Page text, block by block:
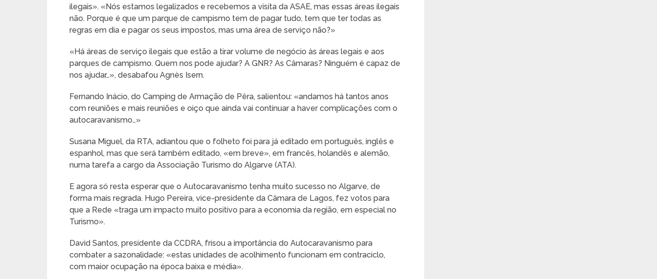
ilegais». «Nós estamos legalizados e recebemos a visita da ASAE, mas essas áreas ilegais
não. Porque é que um parque de campismo tem de pagar tudo, tem que ter todas as
regras em dia e pagar os seus impostos, mas uma área de serviço não?»
«Há áreas de serviço ilegais que estão a tirar volume de negócio às áreas legais e aos
parques de campismo. Quem nos pode ajudar? A GNR? As Câmaras? Ninguém é capaz de
nos ajudar…», desabafou Agnès Isern.
Fernando Inácio, do Camping de Armação de Pêra, salientou: «andamos há tantos anos
com reuniões e mais reuniões e oiço que ainda vai continuar a haver complicações com o
autocaravanismo…»
Susana Miguel, da RTA, adiantou que o folheto foi para já editado em português, inglês e
espanhol, mas que será também editado, «em breve», em francês, holandês e alemão,
numa tarefa a cargo da Associação Turismo do Algarve (ATA).
E agora só resta esperar que o Autocaravanismo tenha muito sucesso no Algarve, de
forma mais regrada. Hugo Pereira, vice-presidente da Câmara de Lagos, fez votos para
que a Rede «traga um impacto muito positivo para a economia da região, em especial no
Turismo».
David Santos, presidente da CCDRA, frisou a importância do Autocaravanismo para
combater a sazonalidade: «estas unidades de acolhimento funcionam em contraciclo,
com maior ocupação na época baixa e média».